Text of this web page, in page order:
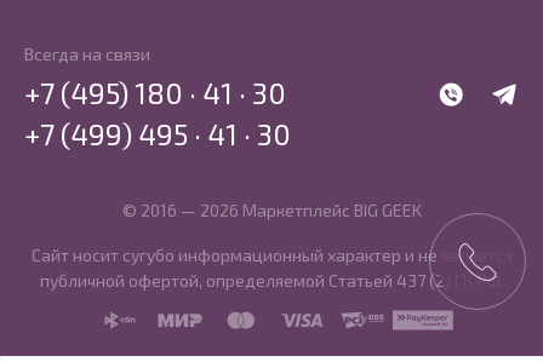
Всегда на связи
WhatsApp
+7 (495) 180 · 41 · 30
+7 (499) 495 · 41 · 30
© 2016 — 2026 Маркетплейс BIG GEEK
Сайт носит сугубо информационный характер и не является
публичной офертой, определяемой Статьей 437 (2) ГК РФ.
SBP
MIR MasterCard
Visa PCI DSS PayKeeper